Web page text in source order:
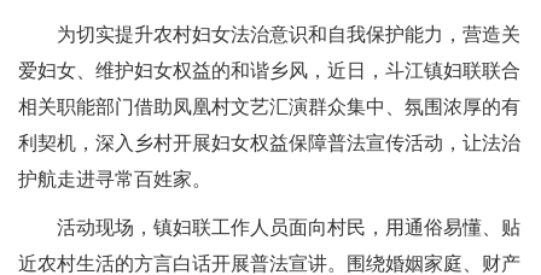
为切实提升农村妇女法治意识和自我保护能力，营造关
爱妇女、维护妇女权益的和谐乡风， 近日， 斗江镇妇联联合
相关职能部门借助凤凰村文艺汇演群众集中、氛围浓厚的有
利契机，深入乡村开展妇女权益保障普法宣传活动，让法治
护航走进寻常百姓家。
活动现场，镇妇联工作人员面向村民，用通俗易懂、贴
近农村生活的方言白话开展普法宣讲。围绕婚姻家庭、财产